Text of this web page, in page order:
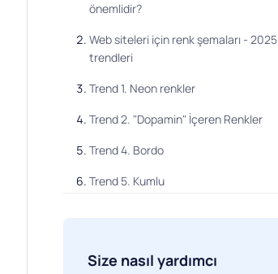
önemlidir?
Web siteleri için renk şemaları - 2025
trendleri
Trend 1. Neon renkler
Trend 2. "Dopamin" İçeren Renkler
Trend 4. Bordo
Trend 5. Kumlu
Size nasıl yardımcı